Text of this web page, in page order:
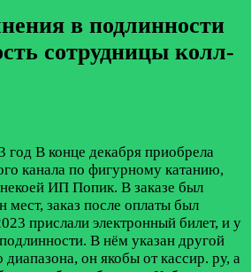
в подлинности
сотрудницы колл-
год В конце декабря приобрела
канала по фигурному катанию,
ИП Попик. В заказе был
мест, заказ после оплаты был
прислали электронный билет, и у
В нём указан другой
диапазона, он якобы от кассир. ру, а